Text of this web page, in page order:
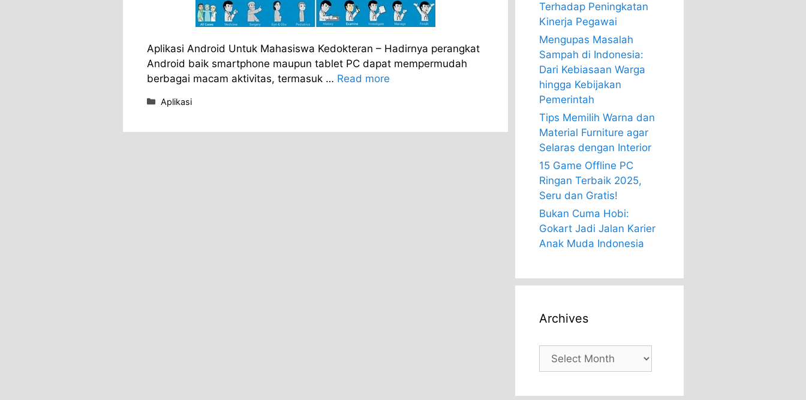
Aplikasi Android Untuk Mahasiswa Kedokteran – Hadirnya perangkat
Android baik smartphone maupun tablet PC dapat mempermudah
berbagai macam aktivitas, termasuk … Read more
Categories
Aplikasi
Terhadap Peningkatan
Kinerja Pegawai
Mengupas Masalah
Sampah di Indonesia:
Dari Kebiasaan Warga
hingga Kebijakan
Pemerintah
Tips Memilih Warna dan
Material Furniture agar
Selaras dengan Interior
15 Game Offline PC
Ringan Terbaik 2025,
Seru dan Gratis!
Bukan Cuma Hobi:
Gokart Jadi Jalan Karier
Anak Muda Indonesia
Archives
Archives